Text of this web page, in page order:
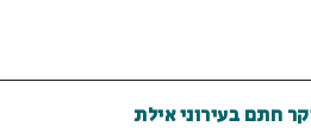
חתם בעירוני אילת